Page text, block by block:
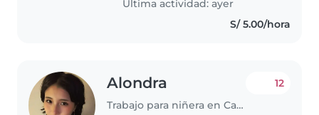
ayudar con..
Última actividad: ayer
S/ 5.00/hora
Alondra
Trabajo para niñera en Carabayllo
12